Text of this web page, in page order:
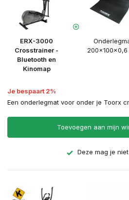
ERX-3000
Crosstrainer -
Bluetooth en
Kinomap
200x100x0,6
Je bespaart 2%
Een onderlegmat voor onder je Toorx
Toevoegen aan mijn
Deze mag je